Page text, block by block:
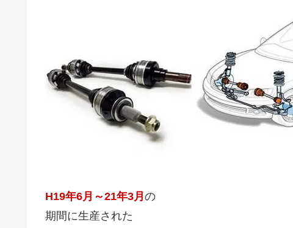
H19年6月～21年3月 の
期間に生産された